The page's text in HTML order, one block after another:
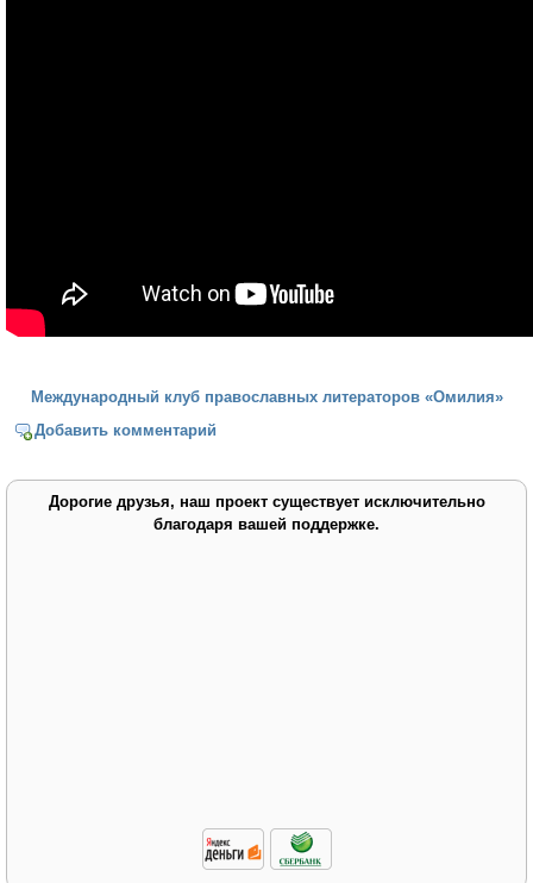
Международный клуб православных литераторов «Омилия»
Добавить комментарий
Дорогие друзья, наш проект существует исключительно
благодаря вашей поддержке.